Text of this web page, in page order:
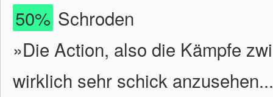
50% Schroden
»Die Action, also die Kämpfe
wirklich sehr schick